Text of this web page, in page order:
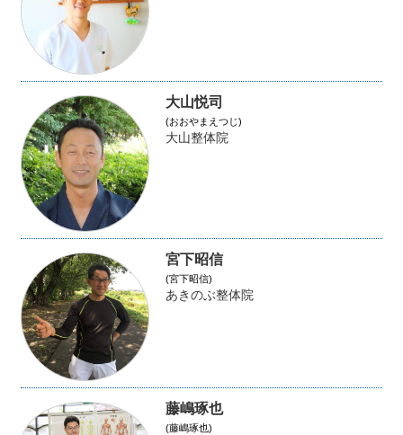
大山悦司
(おおやまえつじ)
大山整体院
宮下昭信
(宮下昭信)
あきのぶ整体院
藤嶋琢也
(藤嶋琢也)